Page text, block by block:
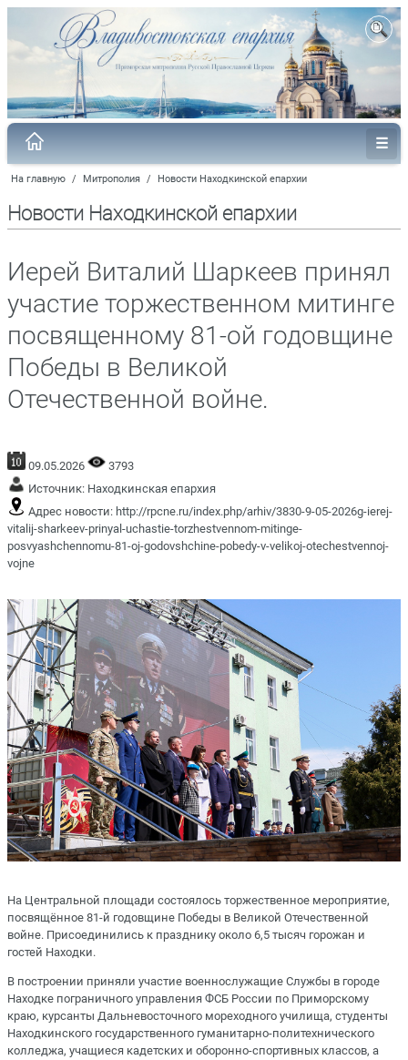
На главную / Митрополия / Новости Находкинской епархии
Новости Находкинской епархии
Иерей Виталий Шаркеев принял
участие торжественном митинге
посвященному 81-ой годовщине
Победы в Великой
Отечественной войне.
09.05.2026
3793
Источник: Находкинская епархия
Адрес новости: http://rpcne.ru/index.php/arhiv/3830-9-05-2026g-ierej-
vitalij-sharkeev-prinyal-uchastie-torzhestvennom-mitinge-
posvyashchennomu-81-oj-godovshchine-pobedy-v-velikoj-otechestvennoj-
vojne
На Центральной площади состоялось торжественное мероприятие,
посвящённое 81-й годовщине Победы в Великой Отечественной
войне. Присоединились к празднику около 6,5 тысяч горожан и
гостей Находки.
В построении приняли участие военнослужащие Службы в городе
Находке пограничного управления ФСБ России по Приморскому
краю, курсанты Дальневосточного мореходного училища, студенты
Находкинского государственного гуманитарно-политехнического
колледжа, учащиеся кадетских и оборонно-спортивных классов, а